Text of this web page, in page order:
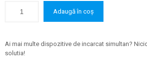
Adaugă în coș
Ai mai multe dispozitive de incarcat simultan?
solutia!